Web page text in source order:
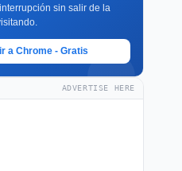
sin salir de la
a Chrome - Gratis
ADVERTISE HERE